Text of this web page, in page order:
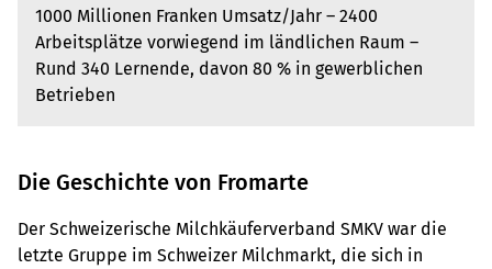
1000 Millionen Franken Umsatz/Jahr – 2400
Arbeitsplätze vorwiegend im ländlichen Raum –
Rund 340 Lernende, davon 80 % in gewerblichen
Betrieben
Die Geschichte von Fromarte
Der Schweizerische Milchkäuferverband SMKV war die
letzte Gruppe im Schweizer Milchmarkt, die sich in